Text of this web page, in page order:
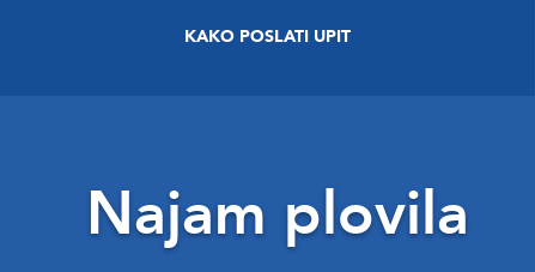
KAKO POSLATI UPIT
Najam plovila